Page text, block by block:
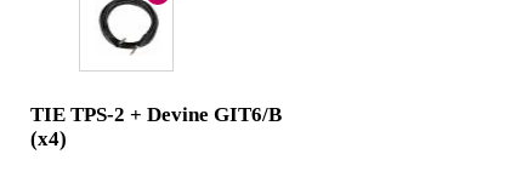
TIE TPS-2 + Devine GIT6/B
(x4)